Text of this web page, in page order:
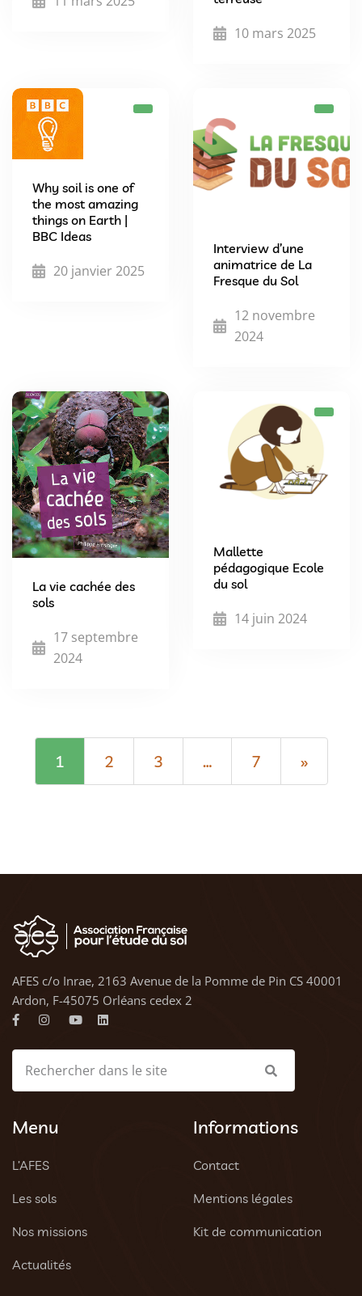
10 mars 2025
Why soil is one of
the most amazing
things on Earth |
BBC Ideas
20 janvier 2025
Interview d’une
animatrice de La
Fresque du Sol
12 novembre
2024
La vie cachée des
sols
17 septembre
2024
Mallette
pédagogique Ecole
du sol
14 juin 2024
1 2 3 … 7 »
AFES c/o Inrae, 2163 Avenue de la Pomme de Pin CS 40001
Ardon, F-45075 Orléans cedex 2
Menu
L’AFES
Les sols
Nos missions
Actualités
Informations
Contact
Mentions légales
Kit de communication